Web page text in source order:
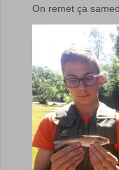
On remet ça